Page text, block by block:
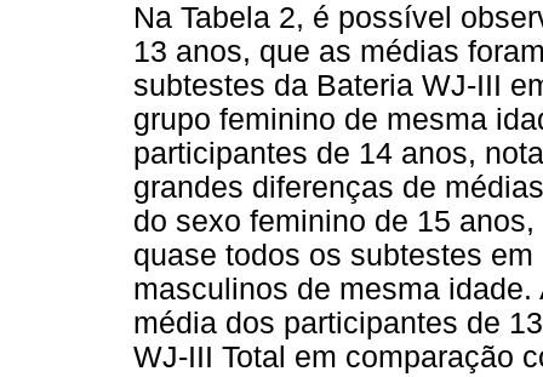
Na Tabela 2, é possível
13 anos, que as médias
subtestes da Bateria WJ-III
grupo feminino de mesma
participantes de 14 anos,
grandes diferenças de
do sexo feminino de 15
quase todos os subtestes
masculinos de mesma
média dos participantes de
WJ-III Total em comparação